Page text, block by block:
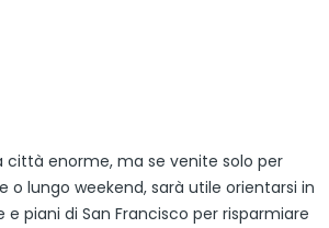
città enorme, ma se venite solo per
o lungo weekend, sarà utile orientarsi in
piani di San Francisco per risparmiare